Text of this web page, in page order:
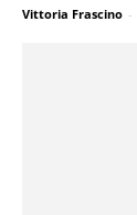
Vittoria Frascino -